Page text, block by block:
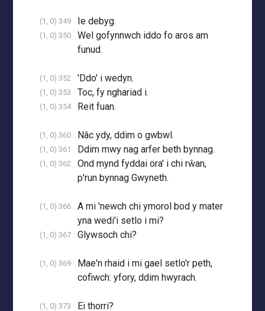
(1, 0) 349 Ie debyg.
(1, 0) 350
Wel gofynnwch iddo fo aros am
funud.
(1, 0) 352 'Ddo' i wedyn.
(1, 0) 353 Toc, fy nghariad i.
(1, 0) 354 Reit fuan.
(1, 0) 360 Nâc ydy, ddim o gwbwl.
(1, 0) 361 Ddim mwy nag arfer beth bynnag.
(1, 0) 362
Ond mynd fyddai ora' i chi rŵan,
p'run bynnag Gwyneth.
(1, 0) 366
A mi 'newch chi ymorol bod y mater
yna wedi'i setlo i mi?
(1, 0) 367 Glywsoch chi?
(1, 0) 369
Mae'n rhaid i mi gael setlo'r peth,
cofiwch: yfory, ddim hwyrach.
(1, 0) 373 Ei thorri?